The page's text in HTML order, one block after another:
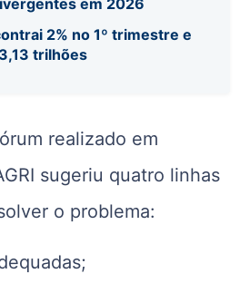
2% no 1º trimestre e
trilhões
realizado em
sugeriu quatro linhas
o problema: